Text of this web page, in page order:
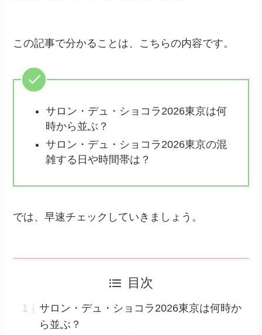
この記事で分かることは、こちらの内容です。
サロン・デュ・ショコラ2026東京は何
時から並ぶ？
サロン・デュ・ショコラ2026東京の混
雑する日や時間帯は？
では、早速チェックしていきましょう。
目次
サロン・デュ・ショコラ2026東京は何時か
ら並ぶ？